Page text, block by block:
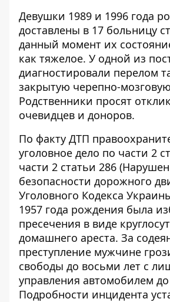
Девушки 1989 и 1996 года
доставлены в 17 больницу
данный момент их
как тяжелое. У одной из
диагностировали перелом
закрытую черепно-
Родственники просят
очевидцев и доноров.
По факту ДТП
уголовное дело по части 2
части 2 статьи 286
безопасности дорожного
Уголовного Кодекса
1957 года рождения была
пресечения в виде
домашнего ареста. За
преступление мужчине
свободы до восьми лет с
управления автомобилем до
Подробности инцидента